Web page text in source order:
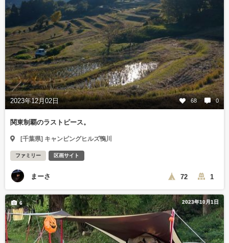
2023年12月02日 68 0
関東制覇のラストピース。
[千葉県] キャンピングヒルズ鴨川
ファミリー 区画サイト
まーさ 72 1
2023年10月1日
6